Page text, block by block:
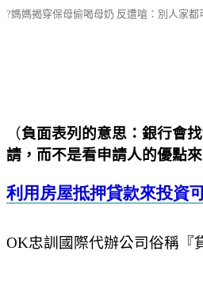
?媽媽揭穿保母偷喝母奶 反遭嗆：別人家都
（負面表列的意思：銀行會
請，而不是看申請人的優點
利用房屋抵押貸款來投資
OK忠訓國際代辦公司俗稱『